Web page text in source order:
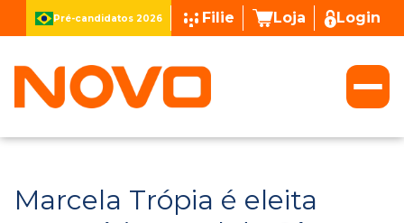
Pré-candidatos 2026 Filie Loja Login
Marcela Trópia é eleita